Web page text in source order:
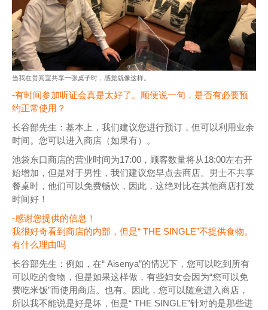
当我在贵宾室共享一张桌子时，感觉就像这样。
-有时间参加听证会真是太好了。顺便说一句，是否有必要预
约正常使用？
长谷部先生：基本上，我们建议您进行预订，但可以利用业余
时间。您可以进入商店（如果有）。
池袋东口商店的营业时间为17:00，顾客数量将从18:00左右开
始增加，但是对于男性，我们建议您早点去商店。男士不共享
餐桌时，他们可以免费畅饮，因此，这绝对比在其他商店打发
时间好！
-感谢您提供的信息！
我很好奇看到商店的内部，但是“ THE SINGLE”不提供食物。
有什么理由吗
长谷部先生：例如，在“ Aisenya”的情况下，您可以吃到所有
可以吃的食物，但是如果这样做，有些妇女会因为“您可以免
费吃米饭”而使用商店。也有。因此，您可以随意进入商店，
所以我不能说是好是坏，但是“ THE SINGLE”针对的是那些进